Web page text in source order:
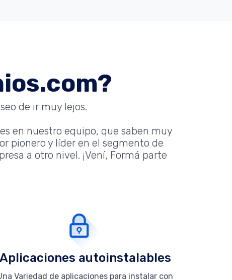
de ir muy lejos.
en nuestro equipo, que saben muy
pionero y líder en el segmento de
a otro nivel. ¡Vení, Formá parte
Aplicaciones autoinstalables
Variedad de aplicaciones para instalar con